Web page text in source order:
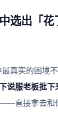
选出「花
真实的困境
说服老板批下
直接拿去和